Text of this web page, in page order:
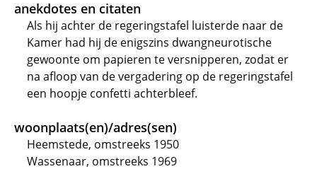
anekdotes en citaten
Als hij achter de regeringstafel luisterde naar de
Kamer had hij de enigszins dwangneurotische
gewoonte om papieren te versnipperen, zodat er
na afloop van de vergadering op de regeringstafel
een hoopje confetti achterbleef.
woonplaats(en)/adres(sen)
Heemstede, omstreeks 1950
Wassenaar, omstreeks 1969